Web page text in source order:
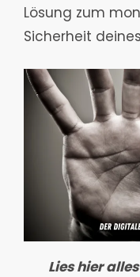
Lösung zum
Sicherheit
Lies hier